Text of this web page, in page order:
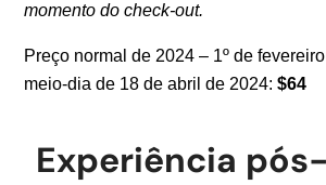
momento do check-out.
Preço normal de 2024 – 1º de
meio-dia de 18 de abril de 2024: $64
Experiência